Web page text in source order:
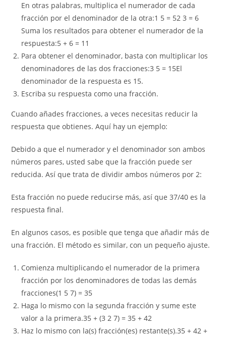
En otras palabras, multiplica el numerador de cada
fracción por el denominador de la otra:1 5 = 52 3 = 6
Suma los resultados para obtener el numerador de la
respuesta:5 + 6 = 11
Para obtener el denominador, basta con multiplicar los
denominadores de las dos fracciones:3 5 = 15El
denominador de la respuesta es 15.
Escriba su respuesta como una fracción.
Cuando añades fracciones, a veces necesitas reducir la
respuesta que obtienes. Aquí hay un ejemplo:
Debido a que el numerador y el denominador son ambos
números pares, usted sabe que la fracción puede ser
reducida. Así que trata de dividir ambos números por 2:
Esta fracción no puede reducirse más, así que 37/40 es la
respuesta final.
En algunos casos, es posible que tenga que añadir más de
una fracción. El método es similar, con un pequeño ajuste.
Comienza multiplicando el numerador de la primera
fracción por los denominadores de todas las demás
fracciones(1 5 7) = 35
Haga lo mismo con la segunda fracción y sume este
valor a la primera.35 + (3 2 7) = 35 + 42
Haz lo mismo con la(s) fracción(es) restante(s).35 + 42 +